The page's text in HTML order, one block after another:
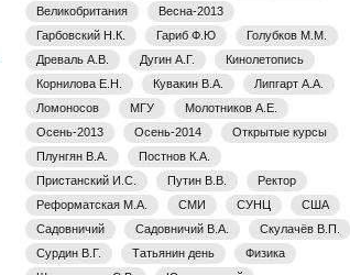
Великобритания
Весна-2013
Гарбовский Н.К.
Гариб Ф.Ю
Голубков М.М.
Древаль А.В.
Дугин А.Г.
Кинолетопись
Корнилова Е.Н.
Кувакин В.А.
Липгарт А.А.
Ломоносов
МГУ
Молотников А.Е.
Осень-2013
Осень-2014
Открытые курсы
Плунгян В.А.
Постнов К.А.
Пристанский И.С.
Путин В.В.
Ректор
Реформатская М.А.
СМИ СУНЦ
США
Садовничий
Садовничий В.А.
Скулачёв В.П.
Сурдин В.Г.
Татьянин день
Физика